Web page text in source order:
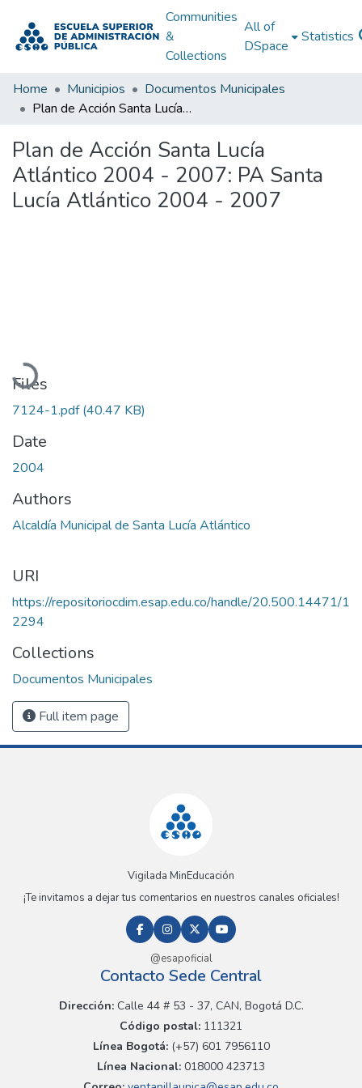
Communities
&
Collections
All of
DSpace
Statistics
Home Municipios
Documentos Municipales
Plan de Acción Santa Lucía Atlántico 2004 - 2007: PA Santa Lucía Atlántico 2004 - 2007
Plan de Acción Santa Lucía
Atlántico 2004 - 2007: PA Santa
Lucía Atlántico 2004 - 2007
Loading...
Files
7124-1.pdf(40.47 KB)
Date
2004
Authors
Alcaldía Municipal de Santa Lucía Atlántico
URI
https://repositoriocdim.esap.edu.co/handle/20.500.14471/1
2294
Collections
Documentos Municipales
Full item page
Vigilada MinEducación
¡Te invitamos a dejar tus comentarios en nuestros canales oficiales!
@esapoficial
Contacto Sede Central
Dirección:Calle 44 # 53 - 37, CAN, Bogotá D.C.
Código postal: 111321
Línea Bogotá:(+57) 601 7956110
Línea Nacional: 018000 423713